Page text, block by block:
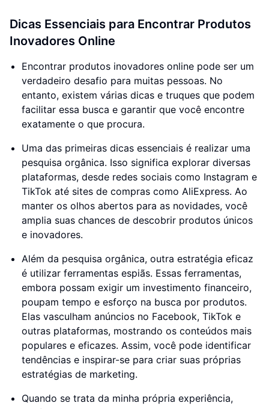
Dicas Essenciais para Encontrar Produtos
Inovadores Online
Encontrar produtos inovadores online pode ser um
verdadeiro desafio para muitas pessoas. No
entanto, existem várias dicas e truques que podem
facilitar essa busca e garantir que você encontre
exatamente o que procura.
Uma das primeiras dicas essenciais é realizar uma
pesquisa orgânica. Isso significa explorar diversas
plataformas, desde redes sociais como Instagram e
TikTok até sites de compras como AliExpress. Ao
manter os olhos abertos para as novidades, você
amplia suas chances de descobrir produtos únicos
e inovadores.
Além da pesquisa orgânica, outra estratégia eficaz
é utilizar ferramentas espiãs. Essas ferramentas,
embora possam exigir um investimento financeiro,
poupam tempo e esforço na busca por produtos.
Elas vasculham anúncios no Facebook, TikTok e
outras plataformas, mostrando os conteúdos mais
populares e eficazes. Assim, você pode identificar
tendências e inspirar-se para criar suas próprias
estratégias de marketing.
Quando se trata da minha própria experiência,